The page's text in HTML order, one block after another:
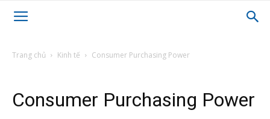
Trang chủ Kinh tế Consumer Purchasing Power
Consumer Purchasing Power